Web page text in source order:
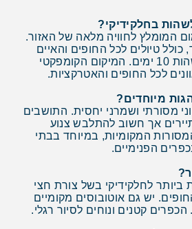
בחלקידיקי?
המומלץ לחוויה מלאה של האזור.
טיולים לכל החופים והאיים
הסמוכים, מומלץ לשהות 10 ימים. המיקום הקומפקטי
לכל החופים והאטרקציות.
מיוחדים?
מסורתי ושמרני יחסית. התושבים
אך חשוב להתלבש צנוע
המקומיות, במיוחד בבתי
הפנימיים.
לחלקידיקי בשל צורת חצי
יש גם אוטובוסים מקומיים
קטנים ונוחים לסיור רגלי.